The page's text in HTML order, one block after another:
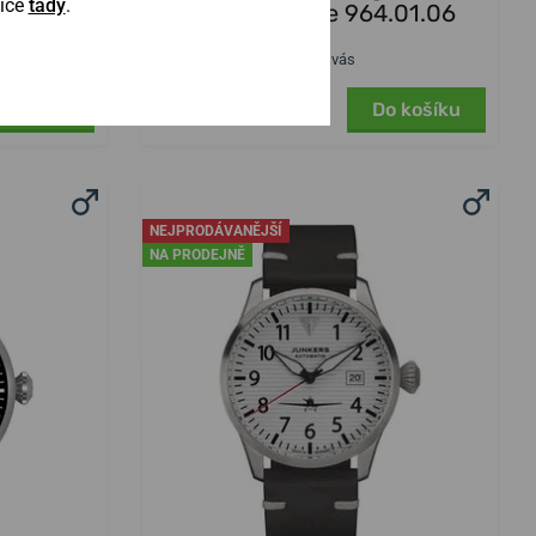
Powerreserve 964.01.06
v pátek 14. 8. u vás
Do košíku
NEJPRODÁVANĚJŠÍ
NA PRODEJNĚ
tady.